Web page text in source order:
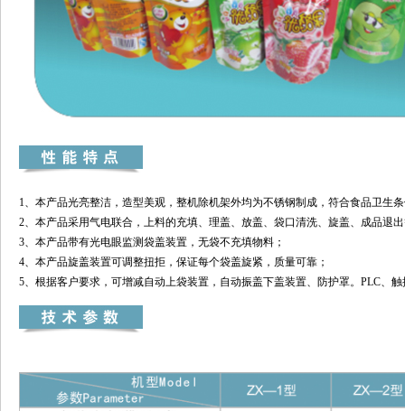
1、本产品光亮整洁，造型美观，整机除机架外均为不锈钢制成，符合食品卫生
2、本产品采用气电联合，上料的充填、理盖、放盖、袋口清洗、旋盖、成品退
3、本产品带有光电眼监测袋盖装置，无袋不充填物料；
4、本产品旋盖装置可调整扭拒，保证每个袋盖旋紧，质量可靠；
5、根据客户要求，可增减自动上袋装置，自动振盖下盖装置、防护罩。PLC、